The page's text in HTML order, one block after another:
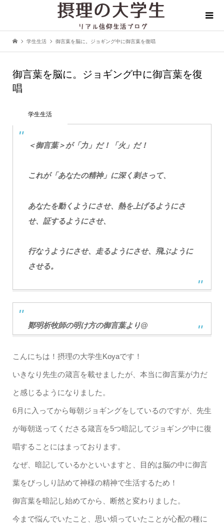
学生生活 御言葉を脳に。ジョギング中に御言葉を復唱
御言葉を脳に。ジョギング中に御言葉を復
唱
学生生活
＜御言葉＞が「力」だ！「火」だ！
これが「あなたの精神」に深く刺さって、
あなたを動くようにさせ、熱を上げるようにさ
せ、証するようにさせ、
行なうようにさせ、走るようにさせ、飛ぶように
させる。
鄭明析牧師の明け方の御言葉より@
こんにちは！摂理の大学生Koyaです！
いきなり先生の箴言を載せましたが、本当に御言葉が力だ
と感じるようになりました。
6月に入ってから毎朝ジョギングをしているのですが、先生
が毎朝送ってくださる箴言を5つ暗記してジョギング中に復
唱することにはまっております。
なぜ、暗記しているかといいますと、目的は脳の中に御言
葉をびっしり詰めて神様の精神で生活するため！
御言葉を暗記し始めてから、断然と変わりました。
今まで悩んでいたこと、思い煩っていたことが心配の種に